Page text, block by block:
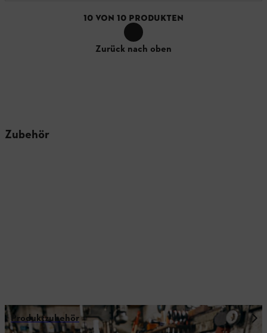
10 VON 10 PRODUKTEN
Zurück nach oben
Zubehör
Produktzubehör